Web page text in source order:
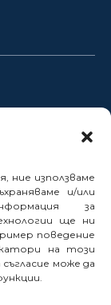
ние използваме
и/или
за
ще ни
поведение
на този
може да